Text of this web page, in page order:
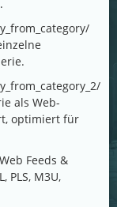
als Web-
optimiert für
Feeds &
PLS, M3U,